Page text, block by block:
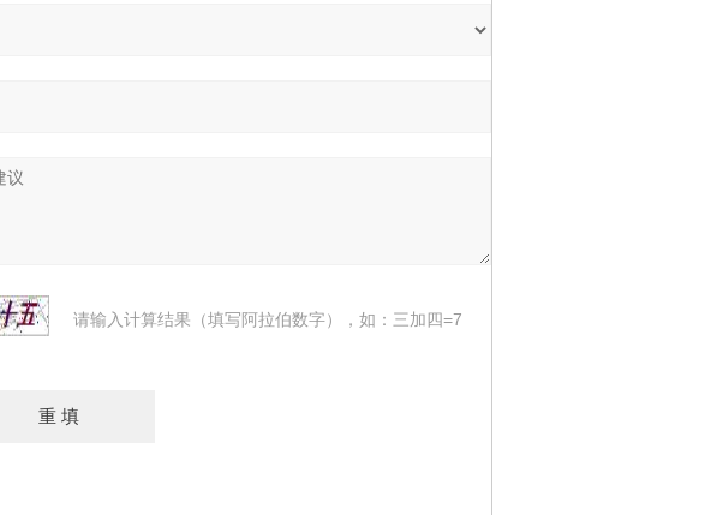
请输入计算结果（填写阿拉伯数字），如：三加四=7